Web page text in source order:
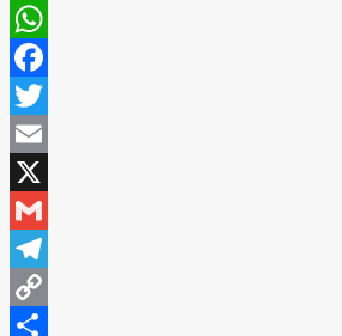
WhatsApp
Facebook
Twitter
Email
X
Gmail
Telegram
Copy